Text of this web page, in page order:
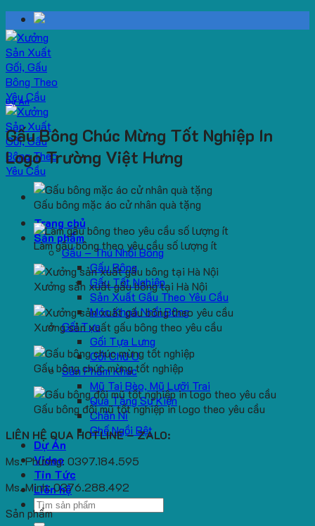
Skip
to
content
Trang chủ
Sản phẩm
Gấu – Thú Nhồi Bông
Gấu Bông
Gấu Tốt Nghiệp
Sản Xuất Gấu Theo Yêu Cầu
Móc Khoá Nhồi Bông
Gối Tựa
Gối Tựa Lưng
Gối Chữ U
Sản Phẩm Khác
Mũ Tai Bèo, Mũ Lưỡi Trai
Quà Tặng Sự Kiện
Chăn Nỉ
Ghế Ngồi Bệt
Dự Án
Video
Tin Tức
Liên hệ
Search
for:
Dự Án
Gấu Bông Chúc Mừng Tốt Nghiệp In
Logo Trường Việt Hưng
Gấu bông mặc áo cử nhân quà tặng
Làm gấu bông theo yêu cầu số lượng ít
Xưởng sản xuất gấu bông tại Hà Nội
Xưởng sản xuất gấu bông theo yêu cầu
Gấu bông chúc mừng tốt nghiệp
Gấu bông đội mũ tốt nghiệp in logo theo yêu cầu
LIÊN HỆ QUA HOTLINE – ZALO:
Ms. Phương: 0397.184.595
Ms. Minh: 0376.288.492
Sản phẩm